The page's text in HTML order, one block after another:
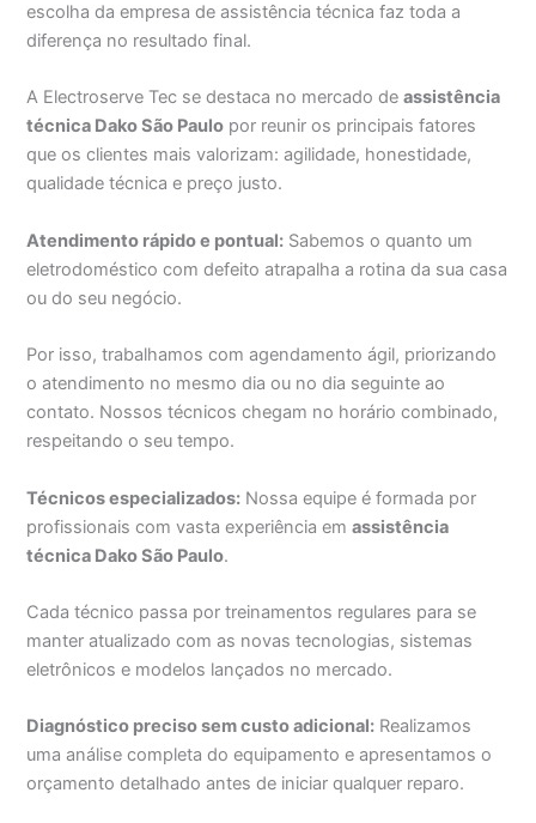
escolha da empresa de assistência técnica faz toda a
diferença no resultado final.
A Electroserve Tec se destaca no mercado deassistência
técnica Dako São Paulo por reunir os principais fatores
que os clientes mais valorizam: agilidade, honestidade,
qualidade técnica e preço justo.
Atendimento rápido e pontual: Sabemos o quanto um
eletrodoméstico com defeito atrapalha a rotina da sua casa
ou do seu negócio.
Por isso, trabalhamos com agendamento ágil, priorizando
o atendimento no mesmo dia ou no dia seguinte ao
contato. Nossos técnicos chegam no horário combinado,
respeitando o seu tempo.
Técnicos especializados: Nossa equipe é formada por
profissionais com vasta experiência emassistência
técnica Dako São Paulo.
Cada técnico passa por treinamentos regulares para se
manter atualizado com as novas tecnologias, sistemas
eletrônicos e modelos lançados no mercado.
Diagnóstico preciso sem custo adicional: Realizamos
uma análise completa do equipamento e apresentamos o
orçamento detalhado antes de iniciar qualquer reparo.